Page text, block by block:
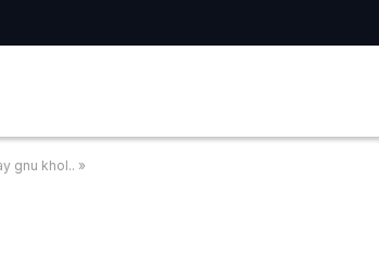
gnu khol.. »